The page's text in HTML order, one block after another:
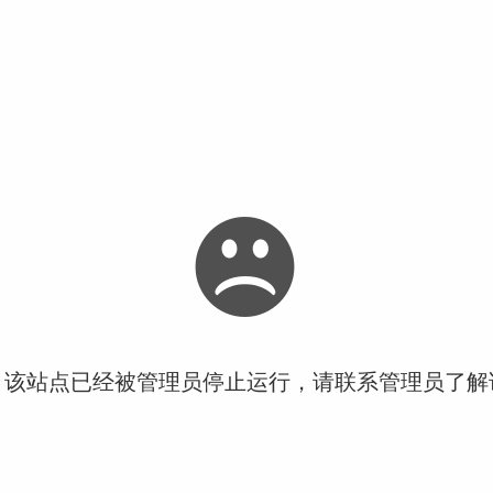
站点已经被管理员停止运行，请联系管理员了